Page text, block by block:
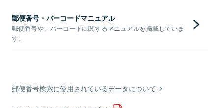
郵便番号・バーコードマニュアル
郵便番号や、バーコードに関するマニュアルを掲載していま
す。
郵便番号検索に使用されているデータについて